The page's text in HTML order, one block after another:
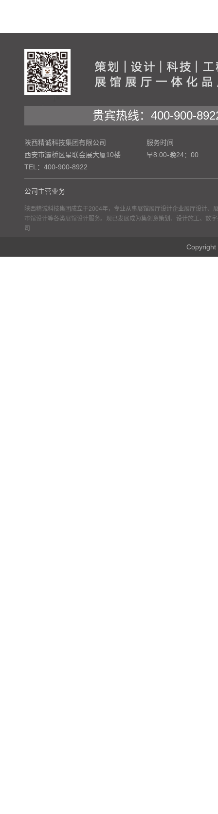
贵宾热线：400-900-
陕西精诚科技集团有限公司
西安市灞桥区星联会展大厦10楼
TEL：400-900-8922
服务时间
早8:00-晚24：00
公司主营业务
陕西精诚科技集团成立于2004年，专业从事展馆展厅设计企业展厅设计、
市馆设计等各类 展馆设计 服务。现已发展成为集创意策划、设计施工、数
司